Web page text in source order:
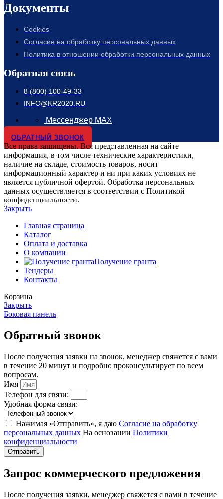
Документы
Cookies
Согласие на обработку персональных данных
Политика в отношении обработки персональных данных
Обратная связь
8 (800) 100-49-33
INFO@KR2020.RU
Мессенджер MAX
ОБРАТНЫЙ ЗВОНОК
Все права защищены. Вся представленная на сайте
информация, в том числе технические характеристики,
наличие на складе, стоимость товаров, носит
информационный характер и ни при каких условиях не
является публичной офертой. Обработка персональных
данных осуществляется в соответствии с Политикой
конфиденциальности.
Закрыть
Главная страница
Каталог
Оплата и доставка
О компании
Получение гранта
Тендеры
Контакты
Корзина
Закрыть
Боковая панель
Обратный звонок
После получения заявки на звонок, менеджер свяжется с вами
в течение 20 минут и подробно проконсультирует по всем
вопросам.
Имя
Телефон для связи:
Удобная форма связи:
Нажимая «Отправить», я даю Согласие на обработку
персональных данных На основании Политики
конфиденциальности
Отправить
Запрос коммерческого предложения
После получения заявки, менеджер свяжется с вами в течение